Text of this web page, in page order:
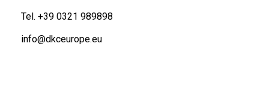
Tel. +39 0321 989898
info@dkceurope.eu